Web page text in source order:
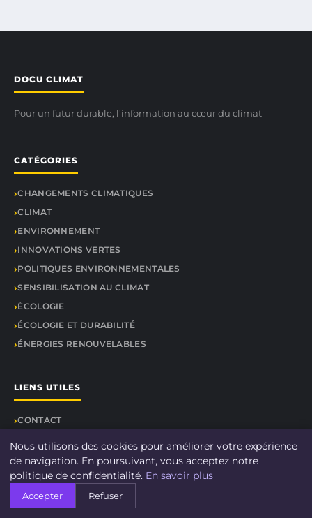
DOCU CLIMAT
Pour un futur durable, l'information au cœur du climat
CATÉGORIES
CHANGEMENTS CLIMATIQUES
CLIMAT
ENVIRONNEMENT
INNOVATIONS VERTES
POLITIQUES ENVIRONNEMENTALES
SENSIBILISATION AU CLIMAT
ÉCOLOGIE
ÉCOLOGIE ET DURABILITÉ
ÉNERGIES RENOUVELABLES
LIENS UTILES
CONTACT
© 2026 DOCU CLIMAT. Tous droits réservés.
À propos
Mentions légales
Nous utilisons des cookies pour améliorer votre expérience
de navigation. En poursuivant, vous acceptez notre
politique de confidentialité. En savoir plus
Accepter Refuser